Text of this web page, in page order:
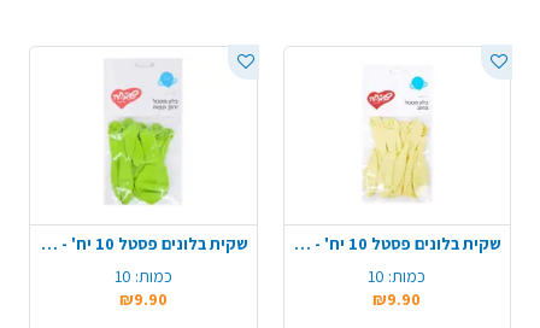
שקית בלונים פסטל 10 יח' - צהוב
כמות: 10
₪9.90
שקית בלונים פסטל 10 יח' - ירוק תפוח
כמות: 10
₪9.90